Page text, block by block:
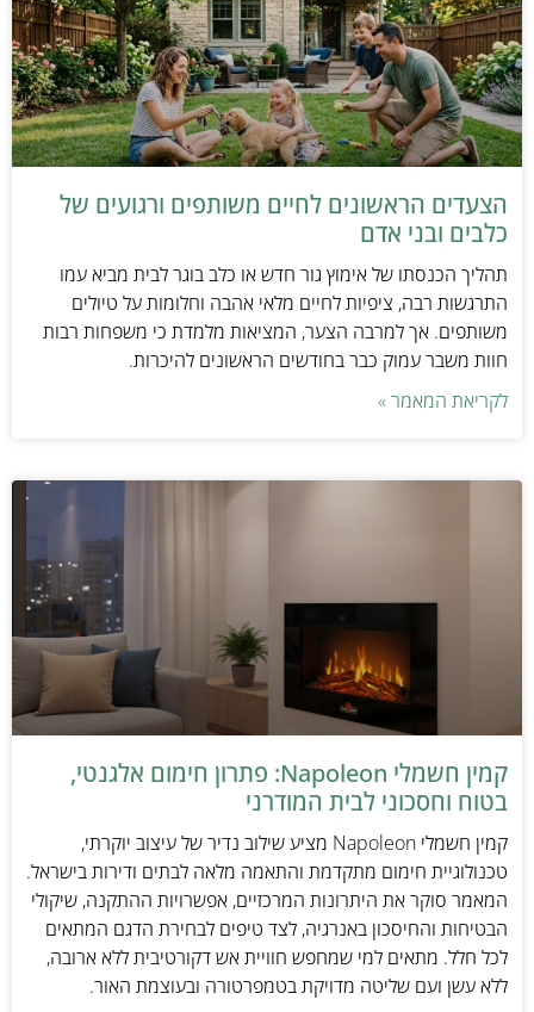
הצעדים הראשונים לחיים משותפים ורגועים של
כלבים ובני אדם
תהליך הכנסתו של אימוץ גור חדש או כלב בוגר לבית מביא עמו
התרגשות רבה, ציפיות לחיים מלאי אהבה וחלומות על טיולים
משותפים. אך למרבה הצער, המציאות מלמדת כי משפחות רבות
חוות משבר עמוק כבר בחודשים הראשונים להיכרות.
לקריאת המאמר »
קמין חשמלי Napoleon: פתרון חימום אלגנטי,
בטוח וחסכוני לבית המודרני
קמין חשמלי Napoleon מציע שילוב נדיר של עיצוב יוקרתי,
טכנולוגיית חימום מתקדמת והתאמה מלאה לבתים ודירות בישראל.
המאמר סוקר את היתרונות המרכזיים, אפשרויות ההתקנה, שיקולי
הבטיחות והחיסכון באנרגיה, לצד טיפים לבחירת הדגם המתאים
לכל חלל. מתאים למי שמחפש חוויית אש דקורטיבית ללא ארובה,
ללא עשן ועם שליטה מדויקת בטמפרטורה ובעוצמת האור.